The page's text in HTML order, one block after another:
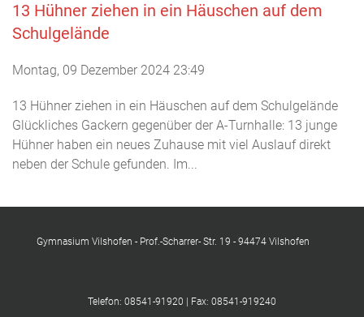
13 Hühner ziehen in ein Häuschen auf dem
Schulgelände
Montag, 09 Dezember 2024 23:49
13 Hühner ziehen in ein Häuschen auf dem Schulgelände
Glückliches Gackern gegenüber der A-Turnhalle: 13 junge
Hühner haben ein neues Zuhause mit viel Auslauf direkt
neben der Schule gefunden. Im...
Gymnasium Vilshofen - Prof.-Scharrer- Str. 19 - 94474 Vilshofen
Telefon: 08541-91920 | Fax: 08541-919240